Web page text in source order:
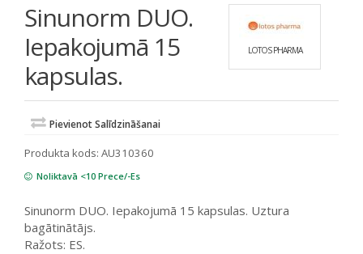
Sinunorm DUO.
Iepakojumā 15
kapsulas.
LOTOS PHARMA
Pievienot Salīdzināšanai
Produkta kods: AU310360
Noliktavā <10 Prece/-Es
Sinunorm DUO. Iepakojumā 15 kapsulas. Uztura
bagātinātājs.
Ražots: ES.